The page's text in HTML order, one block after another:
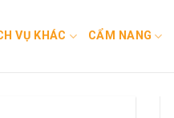
VỤ KHÁC CẨM NANG